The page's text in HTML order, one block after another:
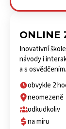
ONLINE
Inovativní
návody i
a s osvědčením.
obvykle 2
neomezeně
odkudkoliv
na míru